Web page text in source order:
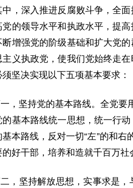
中，深入推进反腐败斗争，全
党的领导水平和执政水平，提
断增强党的阶级基础和扩大党
主义执政党，使我们党始终走
坚决实现以下五项基本要求：
，坚持党的基本路线。全党要
的基本路线统一思想，统一行
基本路线，反对一切“左”的和
的好干部，培养和造就千百万
，坚持解放思想，实事求是